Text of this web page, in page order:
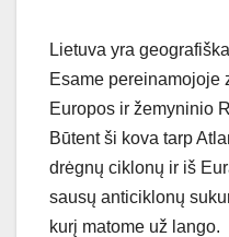
Lietuva yra
Esame pereinamojoje
Europos ir žemyninio
Būtent ši kova tarp
drėgnų ciklonų ir iš
sausų anticiklonų
kurį matome už lango.